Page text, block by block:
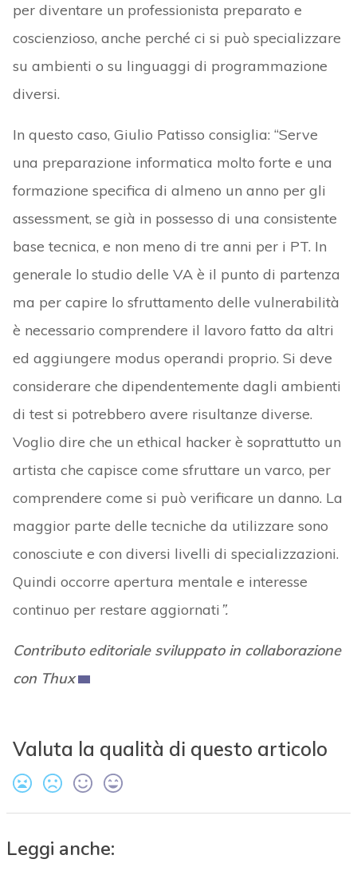
per diventare un professionista preparato e
coscienzioso, anche perché ci si può specializzare
su ambienti o su linguaggi di programmazione
diversi.
In questo caso, Giulio Patisso consiglia: “Serve
una preparazione informatica molto forte e una
formazione specifica di almeno un anno per gli
assessment, se già in possesso di una consistente
base tecnica, e non meno di tre anni per i PT. In
generale lo studio delle VA è il punto di partenza
ma per capire lo sfruttamento delle vulnerabilità
è necessario comprendere il lavoro fatto da altri
ed aggiungere modus operandi proprio. Si deve
considerare che dipendentemente dagli ambienti
di test si potrebbero avere risultanze diverse.
Voglio dire che un ethical hacker è soprattutto un
artista che capisce come sfruttare un varco, per
comprendere come si può verificare un danno. La
maggior parte delle tecniche da utilizzare sono
conosciute e con diversi livelli di specializzazioni.
Quindi occorre apertura mentale e interesse
continuo per restare aggiornati ”.
Contributo editoriale sviluppato in collaborazione
con Thux
Valuta la qualità di questo articolo
Leggi anche: